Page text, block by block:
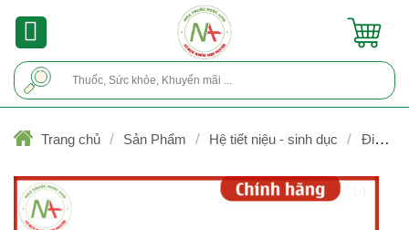
Trang chủ / Sản Phẩm / Hệ tiết niệu - sinh dục /
Điều trị